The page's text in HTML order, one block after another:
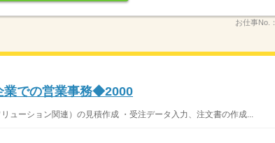
お仕事No.：
での営業事務◆2000
ューション関連）の見積作成 ・受注データ入力、注文書の作成...